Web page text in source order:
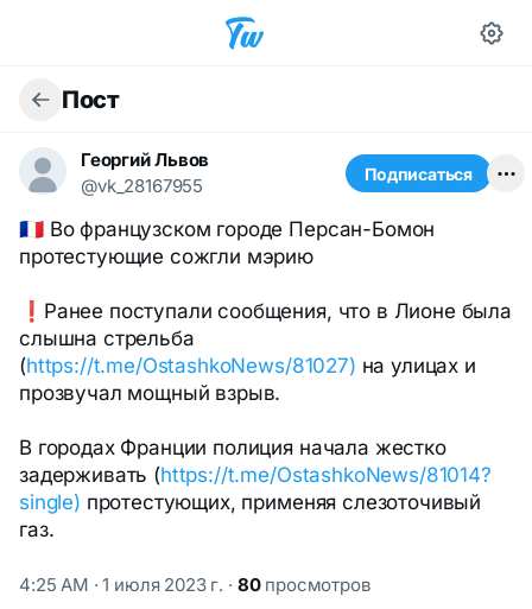
Пост
Георгий Львов
@vk_28167955
Подписаться
🇫🇷 Во французском городе Персан-Бомон
протестующие сожгли мэрию
❗️Ранее поступали сообщения, что в Лионе была
слышна стрельба
(https://t.me/OstashkoNews/81027) на улицах и
прозвучал мощный взрыв.
В городах Франции полиция начала жестко
задерживать (https://t.me/OstashkoNews/81014?
single) протестующих, применяя слезоточивый
газ.
4:25 AM · 1 июля 2023 г. · 80просмотров